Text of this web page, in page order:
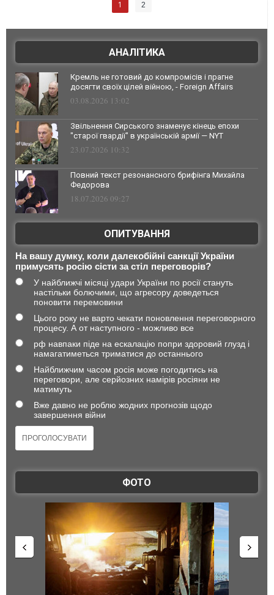
1 2
АНАЛІТИКА
Кремль не готовий до компромісів і прагне
досягти своїх цілей війною, - Foreign Affairs
03.08.2026 13:02
Звільнення Сирського знаменує кінець епохи
"старої гвардії" в українській армії — NYT
23.07.2026 10:32
Повний текст резонансного брифінга Михайла
Федорова
18.07.2026 09:27
ОПИТУВАННЯ
На вашу думку, коли далекобійні санкції України
примусять росію сісти за стіл переговорів?
У найближчі місяці удари України по росії стануть
настільки болючими, що агресору доведеться
поновити перемовини
Цього року не варто чекати поновлення переговорного
процесу. А от наступного - можливо все
рф навпаки піде на ескалацію попри здоровий глузд і
намагатиметься триматися до останнього
Найближчим часом росія може погодитись на
переговори, але серйозних намірів росіяни не
матимуть
Вже давно не роблю жодних прогнозів щодо
завершення війни
ФОТО